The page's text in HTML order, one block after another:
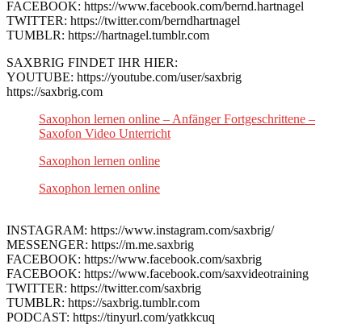
FACEBOOK: https://www.facebook.com/bernd.hartnagel
TWITTER: https://twitter.com/berndhartnagel
TUMBLR: https://hartnagel.tumblr.com
SAXBRIG FINDET IHR HIER:
YOUTUBE: https://youtube.com/user/saxbrig
https://saxbrig.com
Saxophon lernen online – Anfänger Fortgeschrittene –
Saxofon Video Unterricht
Saxophon lernen online
Saxophon lernen online
INSTAGRAM: https://www.instagram.com/saxbrig/
MESSENGER: https://m.me.saxbrig
FACEBOOK: https://www.facebook.com/saxbrig
FACEBOOK: https://www.facebook.com/saxvideotraining
TWITTER: https://twitter.com/saxbrig
TUMBLR: https://saxbrig.tumblr.com
PODCAST: https://tinyurl.com/yatkkcuq